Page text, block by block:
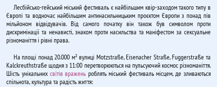
Лесбійсько-гейський міський фестиваль є найбільшим квір-заходом такого типу в
Європі та водночас найбільшим антинасильницьким проєктом Європи з понад пів
мільйоном відвідувачів. Від самого початку він також був символом проти
дискримінації та ненависті, знаком проти насильства та маніфестом за сексуальне
різноманіття і рівні права.
На площі понад 20.000 м² вулиці Motzstraße, Eisenacher Straße, Fuggerstraße та
Kalckreuthstraße щодня з 11:00 перетворюються на пульсуючий космос різноманіття.
Шість унікальнихсвітів вражень роблять міський фестиваль місцем, де зливаються
спільнота, культура та радість життя: